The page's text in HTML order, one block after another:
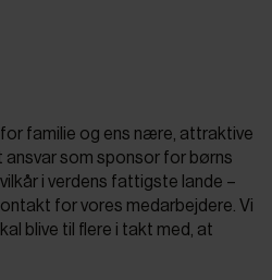
familie og ens nære, attraktive
som sponsor for børns
i verdens fattigste lande –
for vores medarbejdere. Vi
blive til flere i takt med, at